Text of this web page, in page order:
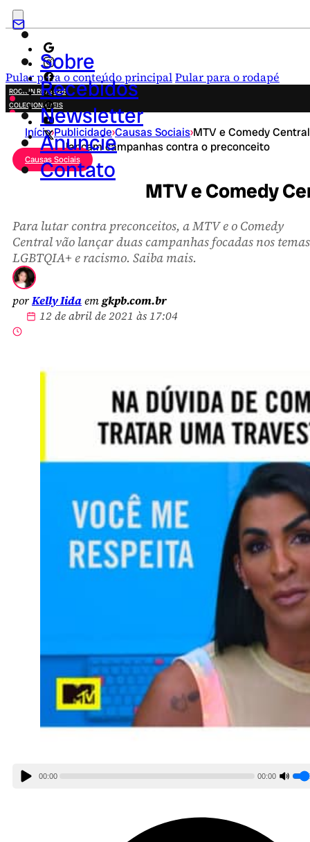
Pular para o conteúdo principalPular para o rodapé
Sobre
Recebidos
Newsletter
Anuncie
Contato
ROCK IN RIO 2026
COLECIONÁVEIS
FESTA JUNINA
NOVIDADES
CAMPANHAS CRIATIVAS
Início›Publicidade›Causas Sociais›MTV e Comedy Central
lançam campanhas contra o preconceito
Causas Sociais
MTV e Comedy
Para lutar contra preconceitos, a MTV e o Comedy
Central vão lançar duas campanhas focadas nos
LGBTQIA+ e racismo. Saiba mais.
porKelly Iidaemgkpb.com.br
12 de abril de 2021 às 17:04
00:00 00:00